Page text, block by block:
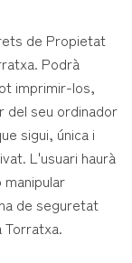
de Propietat
Podrà
imprimir-los,
del seu ordinador
sigui, única i
L'usuari haurà
de seguretat
Torratxa.